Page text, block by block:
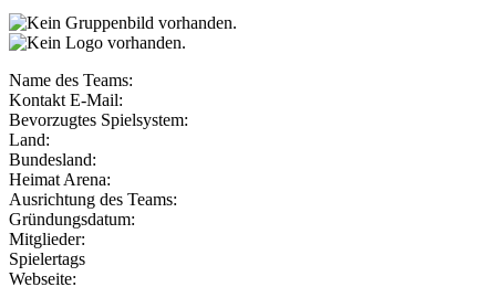
Name des Teams:
Kontakt E-Mail:
Bevorzugtes Spielsystem:
Land:
Bundesland:
Heimat Arena:
Ausrichtung des Teams:
Gründungsdatum:
Mitglieder:
Spielertags
Webseite: